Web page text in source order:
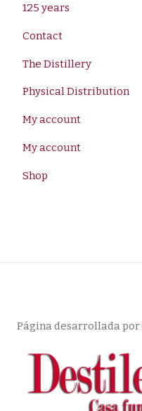
125 years
Contact
The Distillery
Physical Distribution
My account
My account
Shop
Página desarrollada por